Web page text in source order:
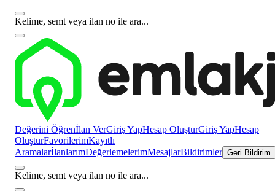
Kelime, semt veya ilan no ile ara...
Değerini Öğrenİlan VerGiriş YapHesap OluşturGiriş YapHesap
OluşturFavorilerimKayıtlı
AramalarİlanlarımDeğerlemelerimMesajlarBildirimler Geri Bildirim
Kelime, semt veya ilan no ile ara...